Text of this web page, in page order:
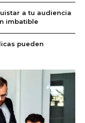
a tu audiencia
imbatible
pueden